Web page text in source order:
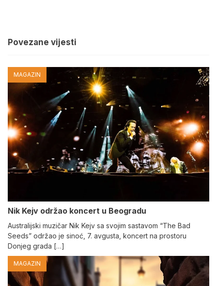
Povezane vijesti
MAGAZIN
Nik Kejv održao koncert u Beogradu
Australijski muzičar Nik Kejv sa svojim sastavom “The Bad
Seeds” održao je sinoć, 7. avgusta, koncert na prostoru
Donjeg grada […]
MAGAZIN